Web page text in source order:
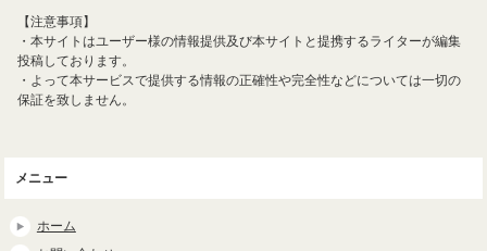
【注意事項】
・本サイトはユーザー様の情報提供及び本サイトと提携するライターが編集
投稿しております。
・よって本サービスで提供する情報の正確性や完全性などについては一切の
保証を致しません。
メニュー
ホーム